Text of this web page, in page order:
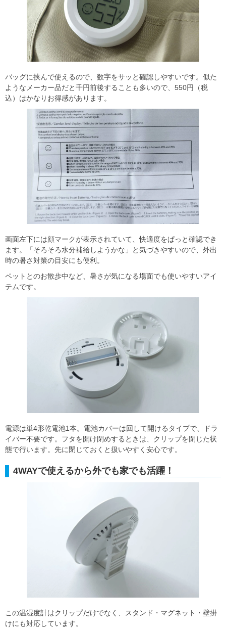
バッグに挟んで使えるので、数字をサッと確認しやすいです。似た
ようなメーカー品だと千円前後することも多いので、550円（税
込）はかなりお得感があります。
画面左下には顔マークが表示されていて、快適度をぱっと確認でき
ます。「そろそろ水分補給しようかな」と気づきやすいので、外出
時の暑さ対策の目安にも便利。
ペットとのお散歩中など、暑さが気になる場面でも使いやすいアイ
テムです。
電源は単4形乾電池1本。電池カバーは回して開けるタイプで、ドラ
イバー不要です。フタを開け閉めするときは、クリップを閉じた状
態で行います。先に閉じておくと扱いやすく安心です。
4WAYで使えるから外でも家でも活躍！
この温湿度計はクリップだけでなく、スタンド・マグネット・壁掛
けにも対応しています。